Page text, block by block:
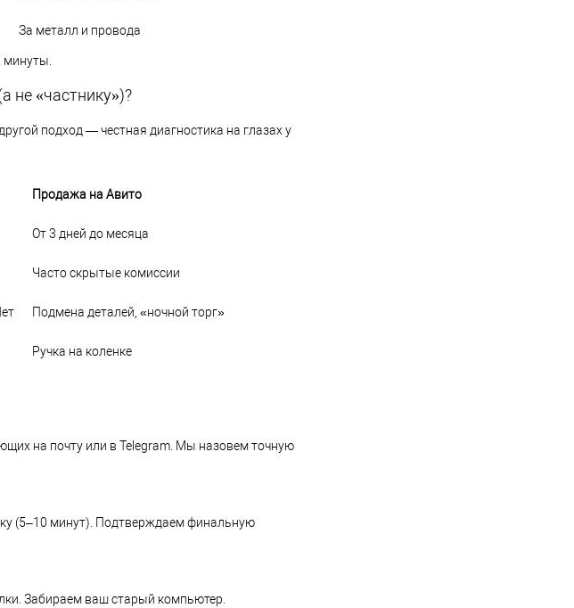
За металл и провода
минуты.
не «частнику»)?
подход — честная диагностика на глазах у
Продажа на Авито
От 3 дней до месяца
Часто скрытые комиссии
Подмена деталей, «ночной торг»
Ручка на коленке
на почту или в Telegram. Мы назовем точную
(5–10 минут). Подтверждаем финальную
Забираем ваш старый компьютер.